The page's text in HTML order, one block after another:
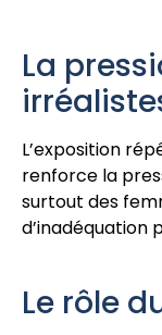
La
L’exposition
renforce la
surtout des
Le rôle